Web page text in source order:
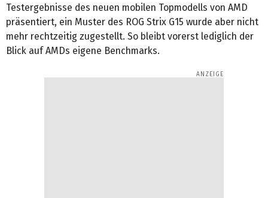
Testergebnisse des neuen mobilen Topmodells von AMD
präsentiert, ein Muster des ROG Strix G15 wurde aber nicht
mehr rechtzeitig zugestellt. So bleibt vorerst lediglich der
Blick auf AMDs eigene Benchmarks.